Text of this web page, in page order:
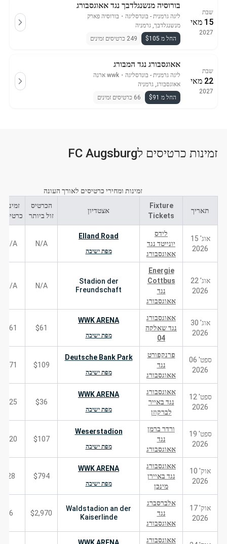
שבת
15 מאי
2027
בורוסיה מנשנגלדבך נגד אאוגסבורג
ליגה גרמנית - בונדסליגה ・ בורוסיה פארק
מנשנגלדבך, גרמניה
החל מ $105
249 כרטיסים זמינים
שבת
22 מאי
2027
אאוגסבורג נגד המבורג
ליגה גרמנית - בונדסליגה ・ wwk ארנה
אאוגסבורג, גרמניה
החל מ $91
66 כרטיסים זמינים
זמינות כרטיסים לFC Augsburg
זמינות ומחירי כרטיסים לאורך העונה
תאריך
Fixture
Tickets
אצטדיון
הכרטיס
זול ביותר
זמינות
אוג' 15
2026
לידס
יונייטד נגד
אאוגסבורג
Elland Road
מפת ישיבה
N/A
N/A
אוג' 22
2026
Energie
Cottbus
נגד
אאוגסבורג
Stadion der
Freundschaft
N/A
N/A
אוג' 30
2026
אאוגסבורג
נגד שאלקה
04
WWK ARENA
מפת ישיבה
$61
161
ספט' 06
2026
פרנקפורט
נגד
אאוגסבורג
Deutsche Bank Park
מפת ישיבה
$109
371
ספט' 12
2026
אאוגסבורג
נגד באייר
לברקוזן
WWK ARENA
מפת ישיבה
$36
225
ספט' 19
2026
ורדר ברמן
נגד
אאוגסבורג
Weserstadion
מפת ישיבה
$107
120
אוק' 10
2026
אאוגסבורג
נגד באיירן
מינכן
WWK ARENA
מפת ישיבה
$794
28
אוק' 17
2026
אלברסברג
נגד
אאוגסבורג
Waldstadion an der
Kaiserlinde
$2,970
6
אאוגסבורג